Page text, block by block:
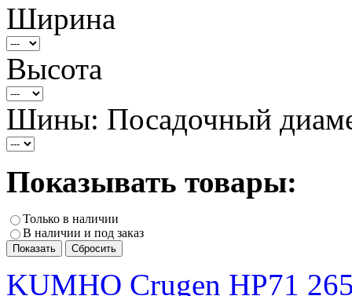
Ширина
Высота
Шины: Посадочный
Показывать товары:
Только в наличии
В наличии и под заказ
KUMHO Crugen HP71